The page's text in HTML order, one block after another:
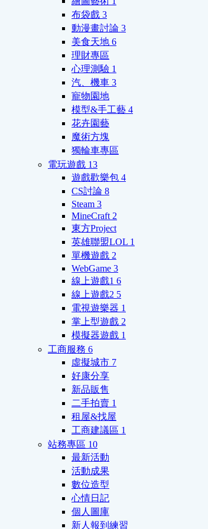
布袋戲 3
動漫畫討論 3
美食天地 6
理財專區
心理測驗 1
汽、機車 3
寵物園地
模型&手工藝 4
花卉園藝
魔術方塊
獨輪車專區
電玩遊戲 13
遊戲歡樂包 4
CS討論 8
Steam 3
MineCraft 2
東方Project
英雄聯盟LOL 1
單機遊戲 2
WebGame 3
線上遊戲1 6
線上遊戲2 5
電視遊樂器 1
掌上型遊戲 2
模擬器遊戲 1
工商服務 6
虛擬城市 7
好康分享
新品販售
二手拍賣 1
租屋&找屋
工商建議區 1
站務專區 10
最新活動
活動成果
數位造型
心情日記
個人圖庫
新人報到練習